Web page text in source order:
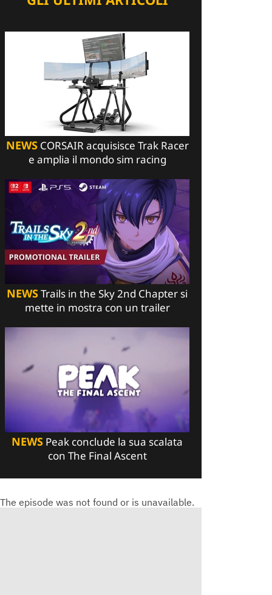
NEWSCORSAIR acquisisce Trak Racer
e amplia il mondo sim racing
NEWSTrails in the Sky 2nd Chapter si
mette in mostra con un trailer
NEWS Peak conclude la sua scalata
con The Final Ascent